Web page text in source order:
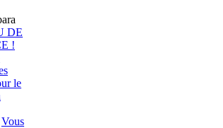
DE
!
le
Vous